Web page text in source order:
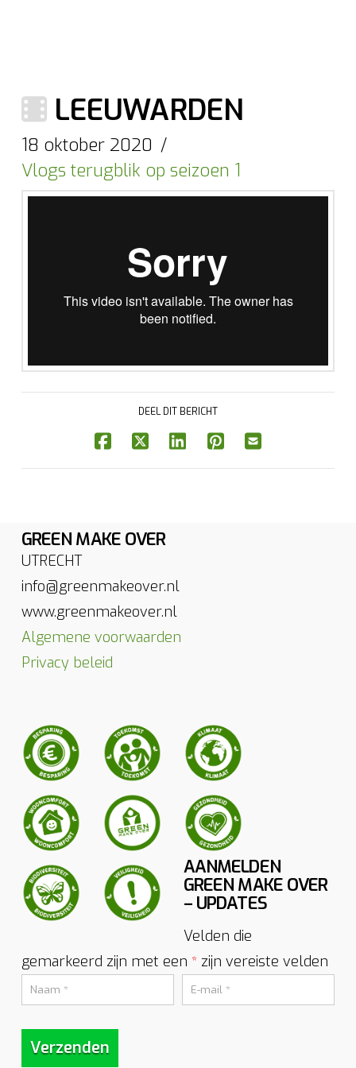
LEEUWARDEN
18 oktober 2020
Vlogs terugblik op seizoen 1
DEEL DIT BERICHT
GREEN MAKE OVER
UTRECHT
info@greenmakeover.nl
www.greenmakeover.nl
Algemene voorwaarden
Privacy beleid
AANMELDEN
GREEN MAKE OVER
– UPDATES
Velden die
gemarkeerd zijn met een *zijn vereiste velden